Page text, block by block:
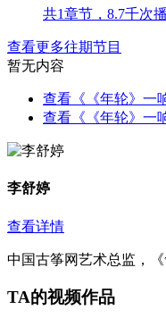
共1章节，8.7千次
查看更多往期节目
暂无内容
查看《《年轮》一
查看《《年轮》一
李舒婷
查看详情
中国古筝网艺术总监，
TA的视频作品